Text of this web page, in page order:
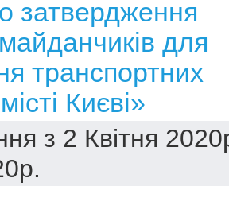
затвердження
для
транспортних
Києві»
з 2 Квітня